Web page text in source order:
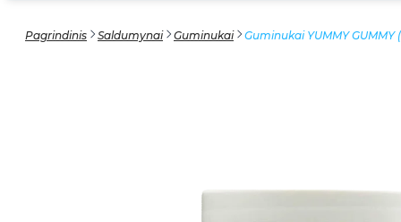
Pagrindinis Saldumynai Guminukai Guminukai YUMMY